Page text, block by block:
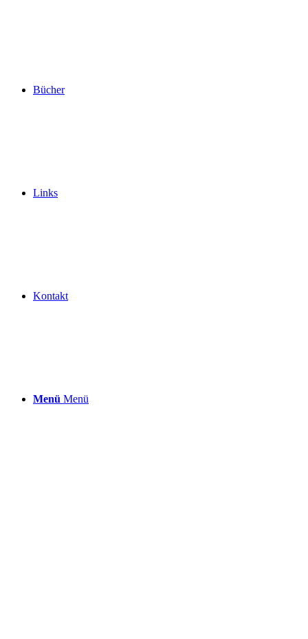
Bücher
Links
Kontakt
Menü Menü